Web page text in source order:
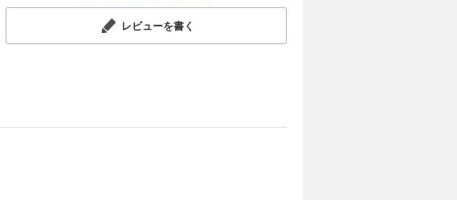
レビューを書く